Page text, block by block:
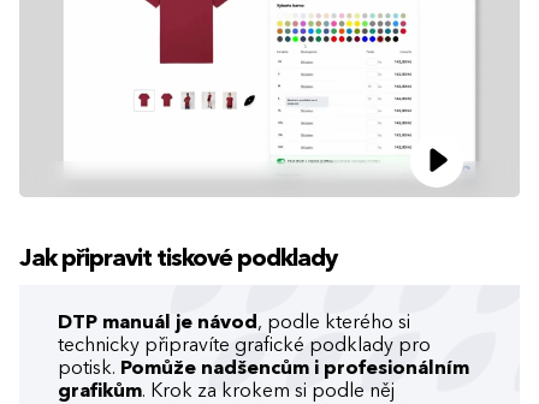
Jak připravit tiskové podklady
DTP manuál je návod , podle kterého si
technicky připravíte grafické podklady pro
potisk. Pomůže nadšencům i profesionálním
grafikům. Krok za krokem si podle něj